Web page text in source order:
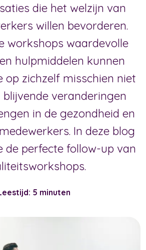
die het welzijn van
willen bevorderen.
workshops waardevolle
hulpmiddelen kunnen
op zichzelf misschien niet
veranderingen
in de gezondheid en
In deze blog
de perfecte follow-up van
5 minuten